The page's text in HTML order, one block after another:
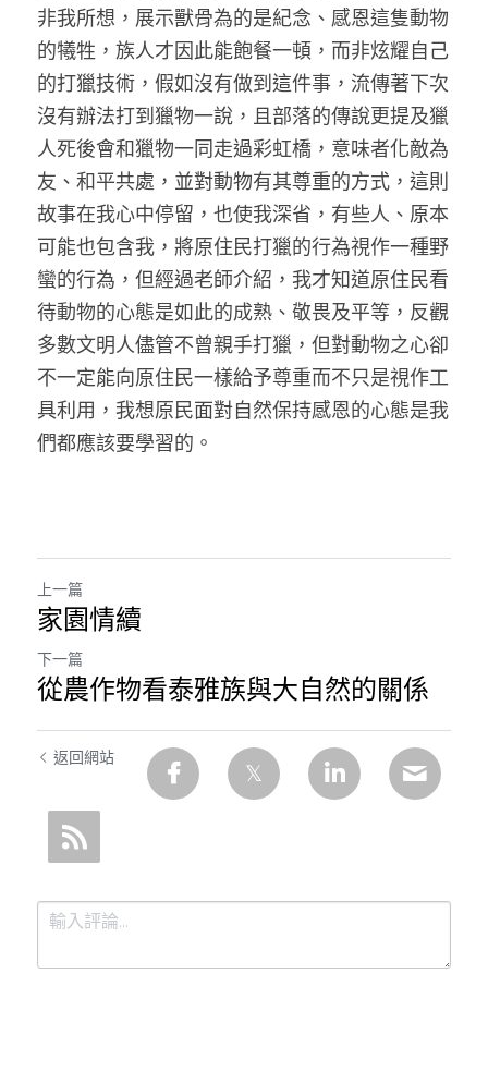
非我所想，展示獸骨為的是紀念、感恩這隻動物
的犧牲，族人才因此能飽餐一頓，而非炫耀自己
的打獵技術，假如沒有做到這件事，流傳著下次
沒有辦法打到獵物一說，且部落的傳說更提及獵
人死後會和獵物一同走過彩虹橋，意味者化敵為
友、和平共處，並對動物有其尊重的方式，這則
故事在我心中停留，也使我深省，有些人、原本
可能也包含我，將原住民打獵的行為視作一種野
蠻的行為，但經過老師介紹，我才知道原住民看
待動物的心態是如此的成熟、敬畏及平等，反觀
多數文明人儘管不曾親手打獵，但對動物之心卻
不一定能向原住民一樣給予尊重而不只是視作工
具利用，我想原民面對自然保持感恩的心態是我
們都應該要學習的。
上一篇
家園情續
下一篇
從農作物看泰雅族與大自然的關係
返回網站